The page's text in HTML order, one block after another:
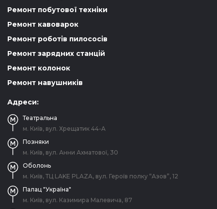
Ремонт побутової техніки
Ремонт кавоварок
Ремонт роботів пилососів
Ремонт зарядних станцій
Ремонт колонок
Ремонт навушників
Адреси:
Театральна
м. Київ, вул. Хрещатик 44-A
Позняки
м. Київ, вул. Анни Ахматової, 30
Оболонь
м. Київ, ТЦ LAKE PLAZA, вул. Героїв полку “Азов”, 12
Палац "Україна"
м. Київ, вул. Казимира Малевича, 87